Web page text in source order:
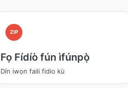
ZIP
Fọ Fídíò fún ìfúnpọ̀
Dín iwọn faili fidio kù